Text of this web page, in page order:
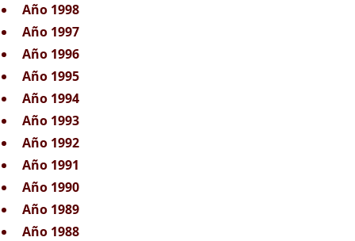
Año 1998
Año 1997
Año 1996
Año 1995
Año 1994
Año 1993
Año 1992
Año 1991
Año 1990
Año 1989
Año 1988